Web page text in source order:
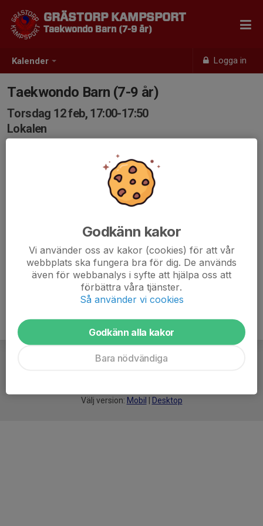
Kalender Logga in
GRÄSTORP KAMPSPORT
Taekwondo Barn (7-9 år)
Taekwondo Barn (7-9 år)
Torsdag 12 feb, 17:00-17:50
Lokalen
Välj version: Mobil Desktop
Godkänn kakor
Vi använder oss av kakor (cookies) för att vår
webbplats ska fungera bra för dig. De används
även för webbanalys i syfte att hjälpa oss att
förbättra våra tjänster.
Så använder vi cookies
Godkänn alla kakor
Bara nödvändiga